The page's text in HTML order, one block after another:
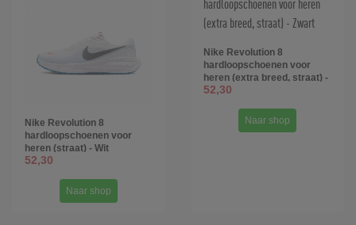
Nike Revolution 8
hardloopschoenen voor
heren (straat) - Wit
52,30
Naar shop
Nike Revolution 8
hardloopschoenen voor
heren (extra breed, straat) -
Zwart
52,30
Naar shop